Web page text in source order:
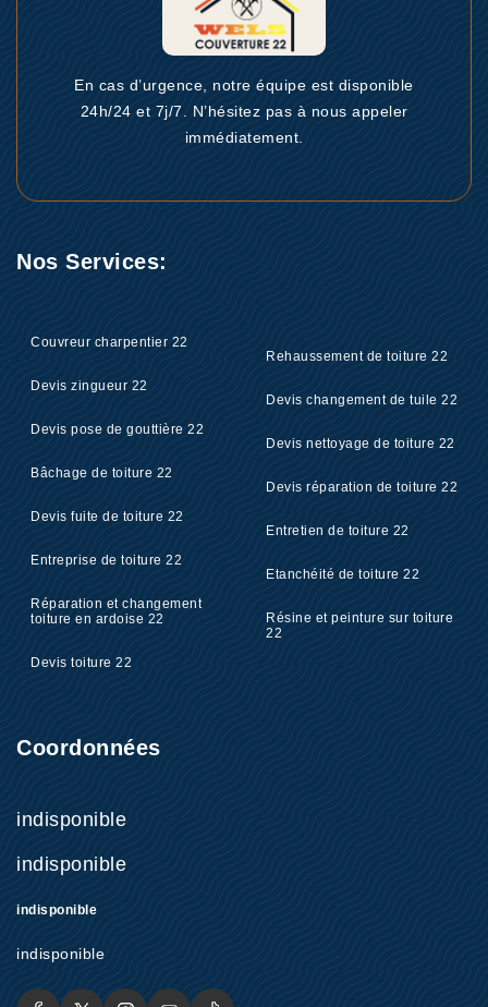
En cas d’urgence, notre équipe est disponible
24h/24 et 7j/7. N’hésitez pas à nous appeler
immédiatement.
Nos Services:
Couvreur charpentier 22
Devis zingueur 22
Devis pose de gouttière 22
Bâchage de toiture 22
Devis fuite de toiture 22
Entreprise de toiture 22
Réparation et changement
toiture en ardoise 22
Devis toiture 22
Rehaussement de toiture 22
Devis changement de tuile 22
Devis nettoyage de toiture 22
Devis réparation de toiture 22
Entretien de toiture 22
Etanchéité de toiture 22
Résine et peinture sur toiture
22
Coordonnées
indisponible
indisponible
indisponible
indisponible